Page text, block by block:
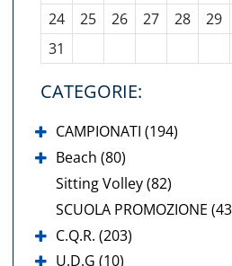
24
25 26 27 28 29
31
CATEGORIE:
CAMPIONATI (194)
Beach (80)
Sitting Volley (82)
SCUOLA PROMOZIONE
C.Q.R. (203)
U.D.G (10)